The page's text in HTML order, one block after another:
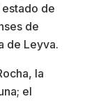
de
de
de Leyva.
la
el